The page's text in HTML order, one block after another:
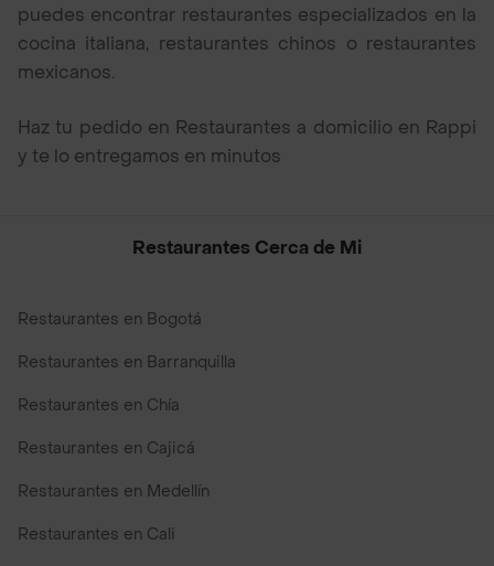
puedes encontrar restaurantes especializados en la
cocina italiana, restaurantes chinos o restaurantes
mexicanos.
Haz tu pedido en Restaurantes a domicilio en Rappi
y te lo entregamos en minutos
Restaurantes Cerca de Mi
Restaurantes en Bogotá
Restaurantes en Barranquilla
Restaurantes en Chía
Restaurantes en Cajicá
Restaurantes en Medellín
Restaurantes en Cali